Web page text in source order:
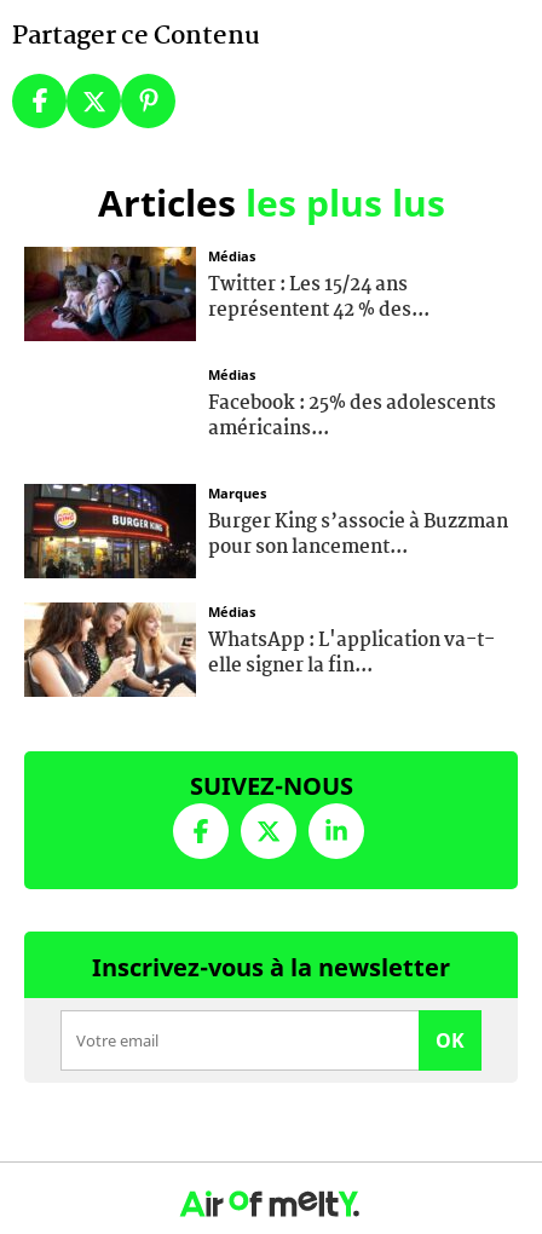
Partager ce Contenu
Articles les plus lus
Médias
Twitter : Les 15/24 ans
représentent 42 % des...
Médias
Facebook : 25% des adolescents
américains...
Marques
Burger King s’associe à Buzzman
pour son lancement...
Médias
WhatsApp : L'application va-t-
elle signer la fin...
SUIVEZ-NOUS
Inscrivez-vous à la newsletter
OK